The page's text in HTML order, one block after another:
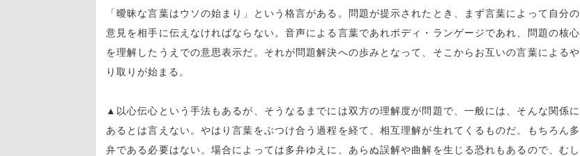
「曖昧な言葉はウソの始まり」という格言がある。問題が提示されたとき、まず言葉によって自分の
意見を相手に伝えなければならない。音声による言葉であれボディ・ランゲージであれ、問題の核心
を理解したうえでの意思表示だ。それが問題解決への歩みとなって、そこからお互いの言葉によるや
り取りが始まる。
▲以心伝心という手法もあるが、そうなるまでには双方の理解度が問題で、一般には、そんな関係に
あるとは言えない。やはり言葉をぶつけ合う過程を経て、相互理解が生れてくるものだ。もちろん多
弁である必要はない。場合によっては多弁ゆえに、あらぬ誤解や曲解を生じる恐れもあるので、むし